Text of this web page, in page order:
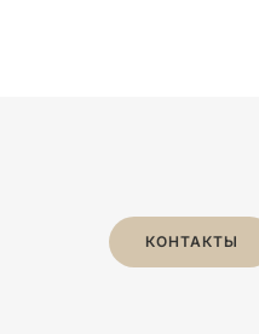
КОНТАКТЫ